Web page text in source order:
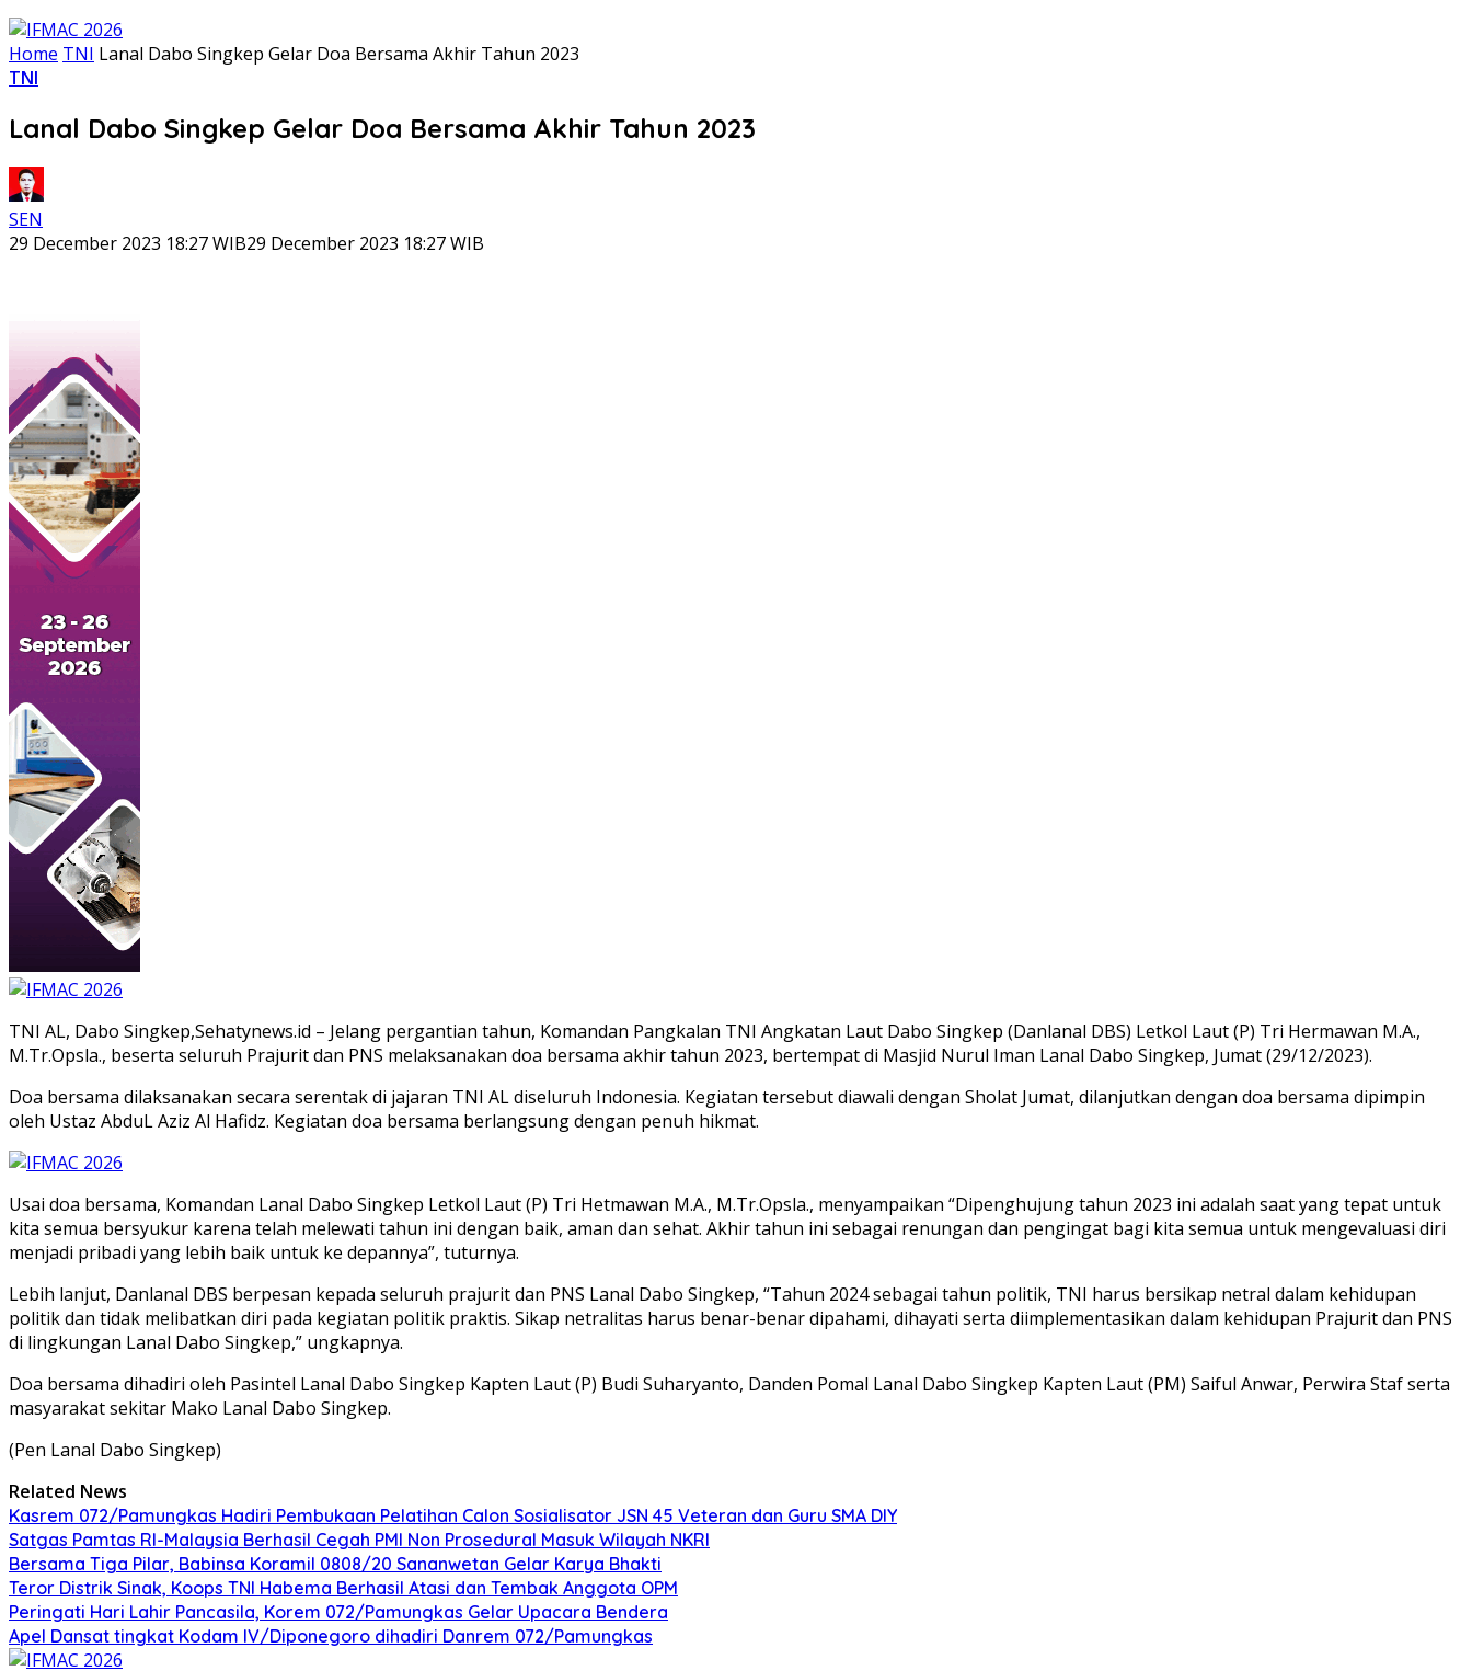
Home TNI Lanal Dabo Singkep Gelar Doa Bersama Akhir Tahun 2023
TNI
Lanal Dabo Singkep Gelar Doa Bersama Akhir Tahun 2023
SEN
29 December 2023 18:27 WIB29 December 2023 18:27 WIB
TNI AL, Dabo Singkep,Sehatynews.id – Jelang pergantian tahun, Komandan Pangkalan TNI Angkatan Laut Dabo Singkep (Danlanal DBS) Letkol Laut (P) Tri Hermawan M.A.,
M.Tr.Opsla., beserta seluruh Prajurit dan PNS melaksanakan doa bersama akhir tahun 2023, bertempat di Masjid Nurul Iman Lanal Dabo Singkep, Jumat (29/12/2023).
Doa bersama dilaksanakan secara serentak di jajaran TNI AL diseluruh Indonesia. Kegiatan tersebut diawali dengan Sholat Jumat, dilanjutkan dengan doa bersama dipimpin
oleh Ustaz AbduL Aziz Al Hafidz. Kegiatan doa bersama berlangsung dengan penuh hikmat.
Usai doa bersama, Komandan Lanal Dabo Singkep Letkol Laut (P) Tri Hetmawan M.A., M.Tr.Opsla., menyampaikan “Dipenghujung tahun 2023 ini adalah saat yang tepat untuk
kita semua bersyukur karena telah melewati tahun ini dengan baik, aman dan sehat. Akhir tahun ini sebagai renungan dan pengingat bagi kita semua untuk mengevaluasi diri
menjadi pribadi yang lebih baik untuk ke depannya”, tuturnya.
Lebih lanjut, Danlanal DBS berpesan kepada seluruh prajurit dan PNS Lanal Dabo Singkep, “Tahun 2024 sebagai tahun politik, TNI harus bersikap netral dalam kehidupan
politik dan tidak melibatkan diri pada kegiatan politik praktis. Sikap netralitas harus benar-benar dipahami, dihayati serta diimplementasikan dalam kehidupan Prajurit dan PNS
di lingkungan Lanal Dabo Singkep,” ungkapnya.
Doa bersama dihadiri oleh Pasintel Lanal Dabo Singkep Kapten Laut (P) Budi Suharyanto, Danden Pomal Lanal Dabo Singkep Kapten Laut (PM) Saiful Anwar, Perwira Staf serta
masyarakat sekitar Mako Lanal Dabo Singkep.
(Pen Lanal Dabo Singkep)
Related News
Kasrem 072/Pamungkas Hadiri Pembukaan Pelatihan Calon Sosialisator JSN 45 Veteran dan Guru SMA DIY
Satgas Pamtas RI-Malaysia Berhasil Cegah PMI Non Prosedural Masuk Wilayah NKRI
Bersama Tiga Pilar, Babinsa Koramil 0808/20 Sananwetan Gelar Karya Bhakti
Teror Distrik Sinak, Koops TNI Habema Berhasil Atasi dan Tembak Anggota OPM
Peringati Hari Lahir Pancasila, Korem 072/Pamungkas Gelar Upacara Bendera
Apel Dansat tingkat Kodam lV/Diponegoro dihadiri Danrem 072/Pamungkas